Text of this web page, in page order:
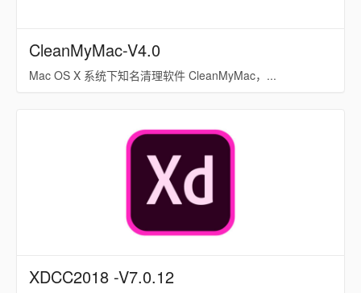
CleanMyMac-V4.0
Mac OS X 系统下知名清理软件 CleanMyMac，...
XDCC2018 -V7.0.12